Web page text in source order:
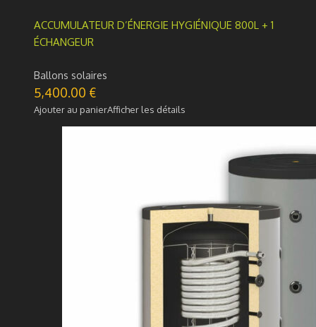
ACCUMULATEUR D’ÉNERGIE HYGIÉNIQUE 800L + 1
ÉCHANGEUR
Ballons solaires
5,400.00 €
Ajouter au panierAfficher les détails